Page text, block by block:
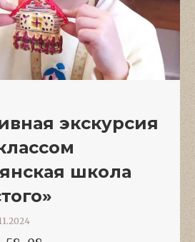
экскурсия
школа